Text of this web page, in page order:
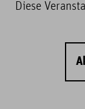
Diese